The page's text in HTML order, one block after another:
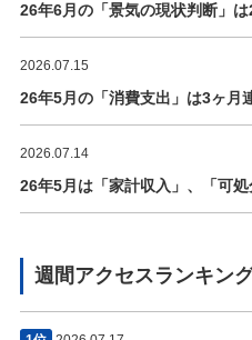
26年6月の「景気の現状判断」
2026.07.15
26年5月の「消費支出」は3ヶ月
2026.07.14
26年5月は「家計収入」、「可
週間アクセスランキン